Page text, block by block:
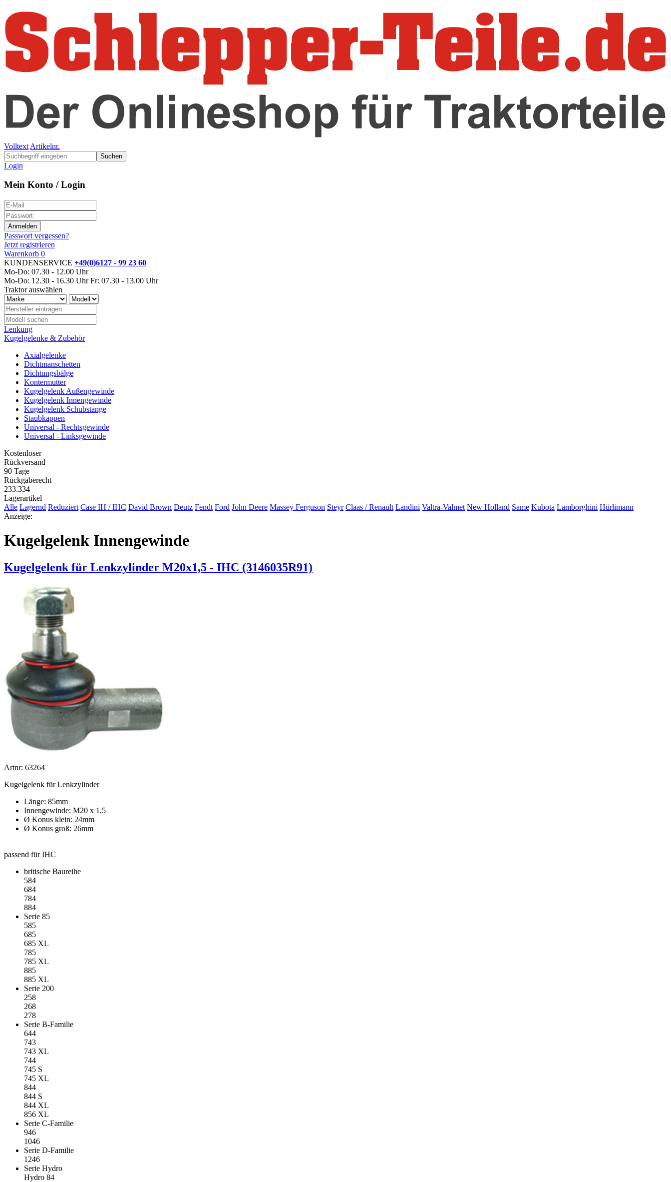
Volltext Artikelnr.
Suchen
Login
Mein Konto / Login
Passwort vergessen?
Jetzt registrieren
Warenkorb 0
KUNDENSERVICE +49(0)6127 - 99 23 60
Mo-Do: 07.30 - 12.00 Uhr
Mo-Do: 12.30 - 16.30 Uhr Fr: 07.30 - 13.00 Uhr
Traktor auswählen
Lenkung
Kugelgelenke & Zubehör
Axialgelenke
Dichtmanschetten
Dichtungsbälge
Kontermutter
Kugelgelenk Außengewinde
Kugelgelenk Innengewinde
Kugelgelenk Schubstange
Staubkappen
Universal - Rechtsgewinde
Universal - Linksgewinde
Kostenloser
Rückversand
90 Tage
Rückgaberecht
233.334
Lagerartikel
Alle Lagernd Reduziert Case IH / IHC David Brown Deutz Fendt Ford John Deere Massey Ferguson Steyr Claas / Renault Landini Valtra-Valmet New Holland Same Kubota Lamborghini Hürlimann
Anzeige:
Kugelgelenk Innengewinde
Kugelgelenk für Lenkzylinder M20x1,5 - IHC (3146035R91)
Artnr: 63264
Kugelgelenk für Lenkzylinder
Länge: 85mm
Innengewinde: M20 x 1,5
Ø Konus klein: 24mm
Ø Konus groß: 26mm
passend für IHC
britische Baureihe
584
684
784
884
Serie 85
585
685
685 XL
785
785 XL
885
885 XL
Serie 200
258
268
278
Serie B-Familie
644
743
743 XL
744
745 S
745 XL
844
844 S
844 XL
856 XL
Serie C-Familie
946
1046
Serie D-Familie
1246
Serie Hydro
Hydro 84